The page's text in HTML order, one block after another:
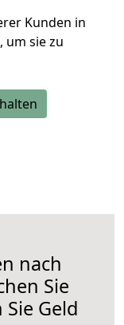
Kunden in
um sie zu
nach
Sie
Geld